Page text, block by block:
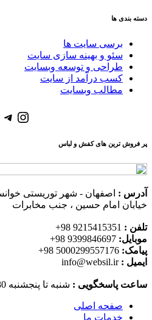
دسته بندی ها
برسی سایت ها
سئو و بهینه سازی سایت
طراحی و توسعه وبسایت
کسب درآمد از سایت
مطالب وبسایت
پر فروش ترین های کفش و لباس
آدرس : اصفهان - شهر توریستی
خیابان امام حسین ، جنب مخابرات
تلفن :
موبایل:
پیامک:
ایمیل : info@websil.ir
ساعت پاسخگویی : شنبه تا پنجشنبه 7:30 الی 19:30
صفحه اصلی
خدمات ما